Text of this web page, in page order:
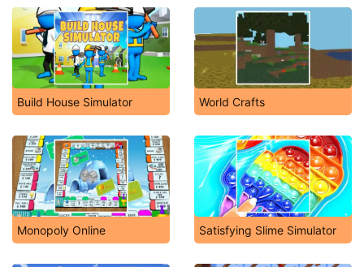
Build House Simulator World Crafts
Monopoly Online Satisfying Slime Simulator